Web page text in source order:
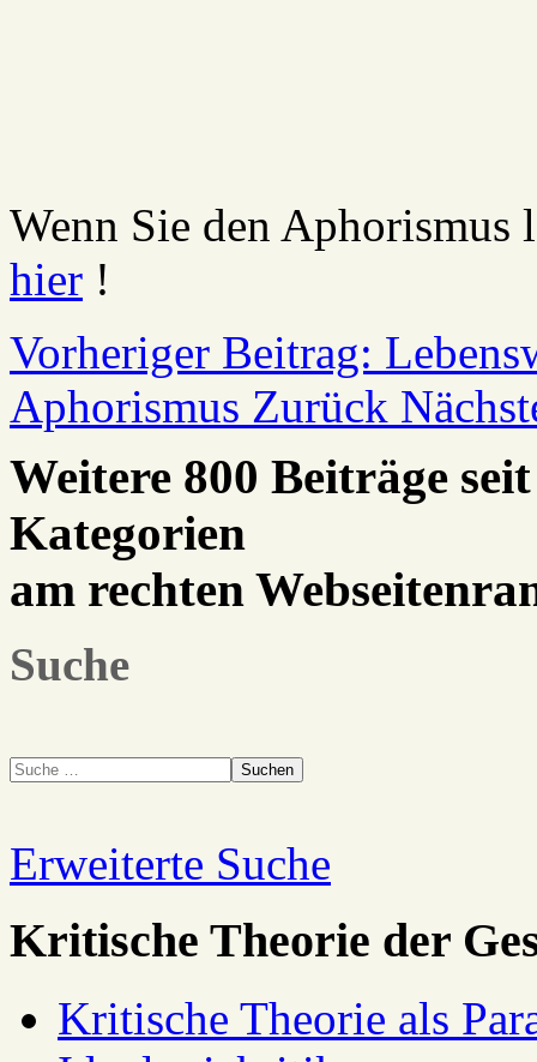
Wenn Sie den
hier !
Vorheriger Beitrag:
Aphorismus Zurück
Weitere 800 Beiträge
Kategorien
am rechten
Suche
Suchen
Erweiterte Suche
Kritische Theorie der
Kritische Theorie als